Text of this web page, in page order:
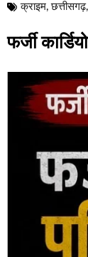
क्राइम,छत्तीसगढ़
फर्जी